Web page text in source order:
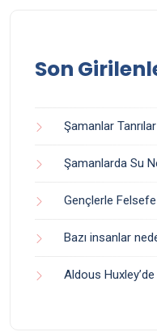
Son
Şamanlar
Şamanlarda Su
Gençlerle
Bazı insanlar
Aldous Huxley’de